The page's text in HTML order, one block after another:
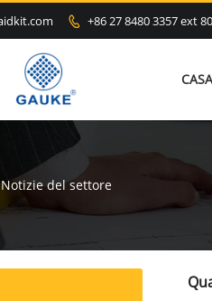
 +86 27 8480 3357 ext
CASA
Notizie del settore